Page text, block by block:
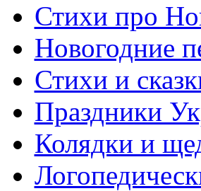
Стихи про
Новогодние
Стихи и
Праздники
Колядки и